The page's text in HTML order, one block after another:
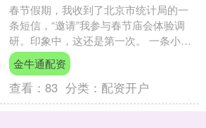
春节假期，我收到了北京市统计局的一
条短信，“邀请”我参与春节庙会体验调
研。印象中，这还是第一次。 一条小小
的调研短信，不经意间透露了一个信
号：今年春节，北京城里....
金牛通配资
查看：83 分类： 配资开户